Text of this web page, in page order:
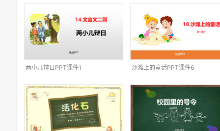
两小儿辩日PPT课件1 沙滩上的童话PPT课件6